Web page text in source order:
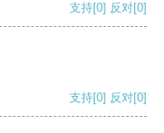
支持[0] 反对[0]
支持[0] 反对[0]